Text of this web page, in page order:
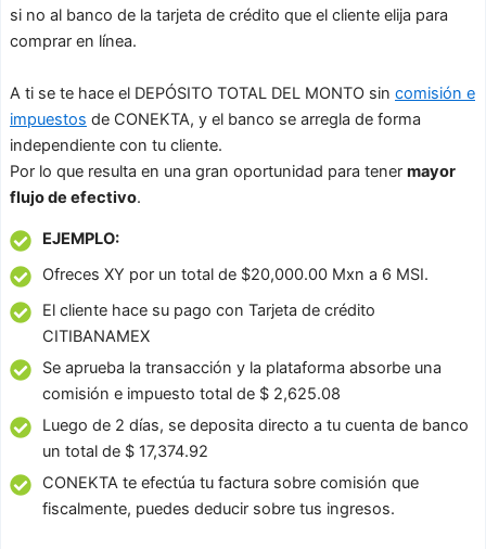
si no al banco de la tarjeta de crédito que el cliente elija para
comprar en línea.
A ti se te hace el DEPÓSITO TOTAL DEL MONTO sin comisión e
impuestos de CONEKTA, y el banco se arregla de forma
independiente con tu cliente.
Por lo que resulta en una gran oportunidad para tener mayor
flujo de efectivo.
EJEMPLO:
Ofreces XY por un total de $20,000.00 Mxn a 6 MSI.
El cliente hace su pago con Tarjeta de crédito
CITIBANAMEX
Se aprueba la transacción y la plataforma absorbe una
comisión e impuesto total de $ 2,625.08
Luego de 2 días, se deposita directo a tu cuenta de banco
un total de $ 17,374.92
CONEKTA te efectúa tu factura sobre comisión que
fiscalmente, puedes deducir sobre tus ingresos.